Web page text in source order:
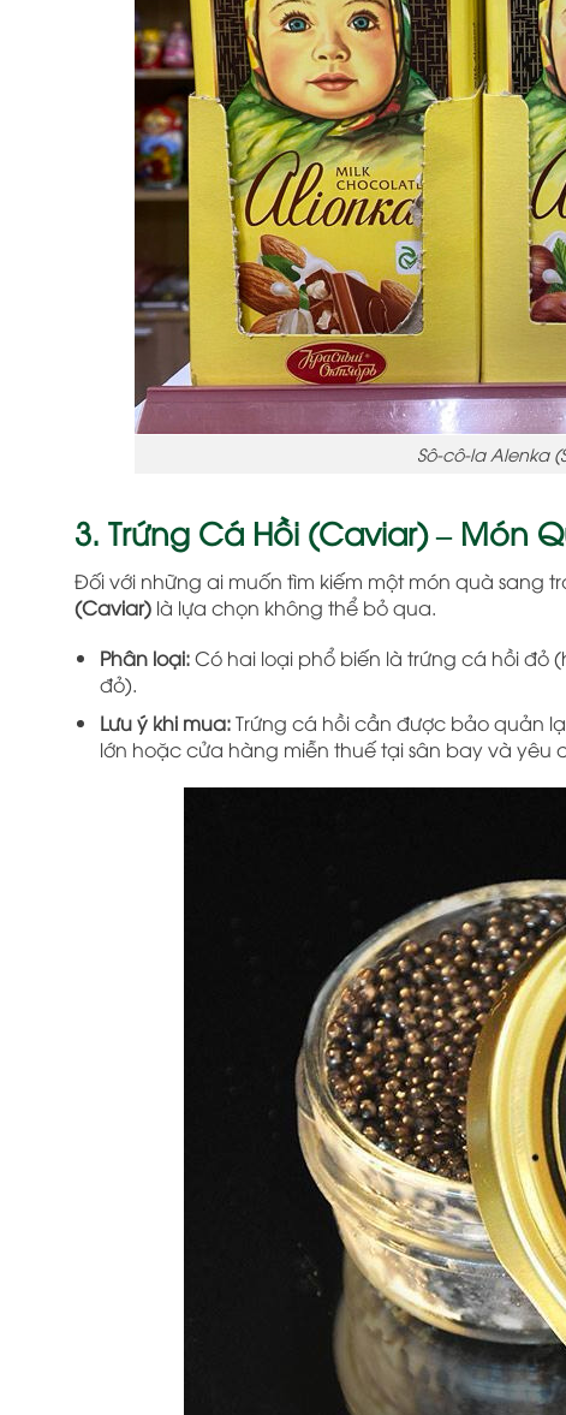
Sô-cô-la Alenka
3. Trứng Cá Hồi (Caviar) – Món
Đối với những ai muốn tìm kiếm một món quà sang
(Caviar) là lựa chọn không thể bỏ qua.
Phân loại:Có hai loại phổ biến là trứng cá hồi đỏ
đỏ).
Lưu ý khi mua:Trứng cá hồi cần được bảo quản
lớn hoặc cửa hàng miễn thuế tại sân bay và yêu